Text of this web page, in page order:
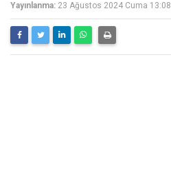
Yayınlanma: 23 Ağustos 2024 Cuma 13:08